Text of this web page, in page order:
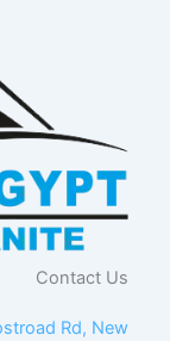
Contact Us
Rd, New